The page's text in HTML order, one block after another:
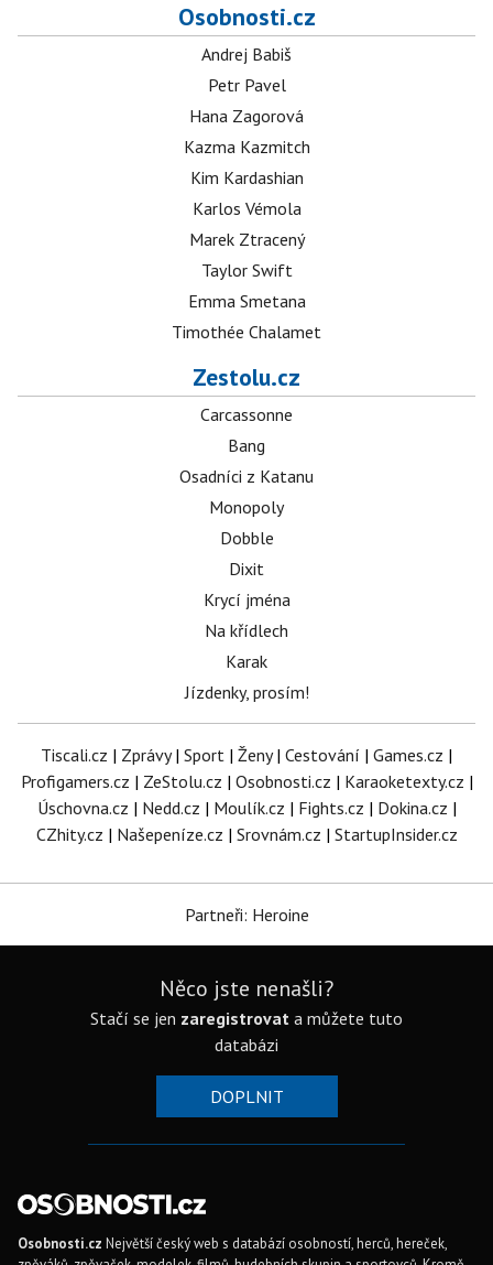
Osobnosti.cz
Andrej Babiš
Petr Pavel
Hana Zagorová
Kazma Kazmitch
Kim Kardashian
Karlos Vémola
Marek Ztracený
Taylor Swift
Emma Smetana
Timothée Chalamet
Zestolu.cz
Carcassonne
Bang
Osadníci z Katanu
Monopoly
Dobble
Dixit
Krycí jména
Na křídlech
Karak
Jízdenky, prosím!
Tiscali.cz | Zprávy| Sport | Ženy| Cestování | Games.cz |
Profigamers.cz | ZeStolu.cz | Osobnosti.cz | Karaoketexty.cz |
Úschovna.cz | Nedd.cz | Moulík.cz | Fights.cz | Dokina.cz |
CZhity.cz | Našepeníze.cz | Srovnám.cz | StartupInsider.cz
Partneři: Heroine
Něco jste nenašli?
Stačí se jen zaregistrovat a můžete tuto
databázi
DOPLNIT
Osobnosti.cz Největší český web s databází osobností, herců, hereček,